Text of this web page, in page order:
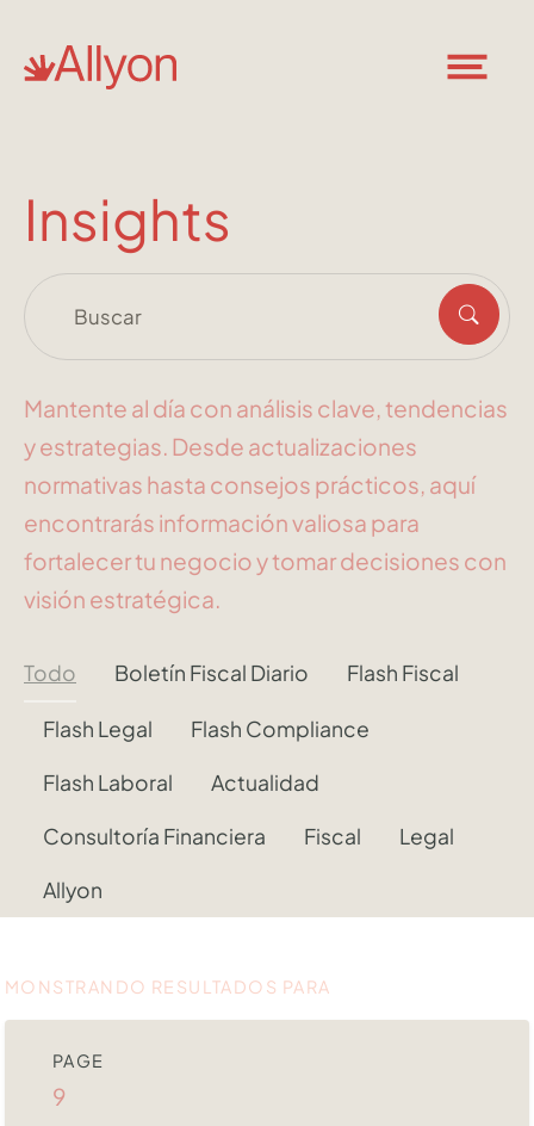
Insights
Mantente al día con análisis clave, tendencias
y estrategias. Desde actualizaciones
normativas hasta consejos prácticos, aquí
encontrarás información valiosa para
fortalecer tu negocio y tomar decisiones con
visión estratégica.
Todo Boletín Fiscal Diario Flash Fiscal
Flash Legal Flash Compliance
Flash Laboral Actualidad
Consultoría Financiera Fiscal Legal
Allyon
MONSTRANDO RESULTADOS PARA
PAGE
9